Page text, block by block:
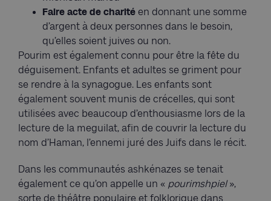
Faire acte de charité en donnant une somme
d’argent à deux personnes dans le besoin,
qu’elles soient juives ou non.
Pourim est également connu pour être la fête du
déguisement. Enfants et adultes se griment pour
se rendre à la synagogue. Les enfants sont
également souvent munis de crécelles, qui sont
utilisées avec beaucoup d’enthousiasme lors de la
lecture de la meguilat, afin de couvrir la lecture du
nom d’Haman, l’ennemi juré des Juifs dans le récit.
Dans les communautés ashkénazes se tenait
également ce qu’on appelle un « pourimshpiel »,
sorte de théâtre populaire et folklorique dans